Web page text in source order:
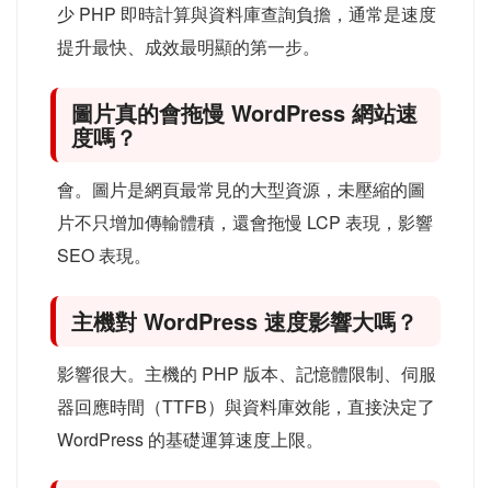
少 PHP 即時計算與資料庫查詢負擔，通常是速度
提升最快、成效最明顯的第一步。
圖片真的會拖慢 WordPress 網站速
度嗎？
會。圖片是網頁最常見的大型資源，未壓縮的圖
片不只增加傳輸體積，還會拖慢 LCP 表現，影響
SEO 表現。
主機對 WordPress 速度影響大嗎？
影響很大。主機的 PHP 版本、記憶體限制、伺服
器回應時間（TTFB）與資料庫效能，直接決定了
WordPress 的基礎運算速度上限。